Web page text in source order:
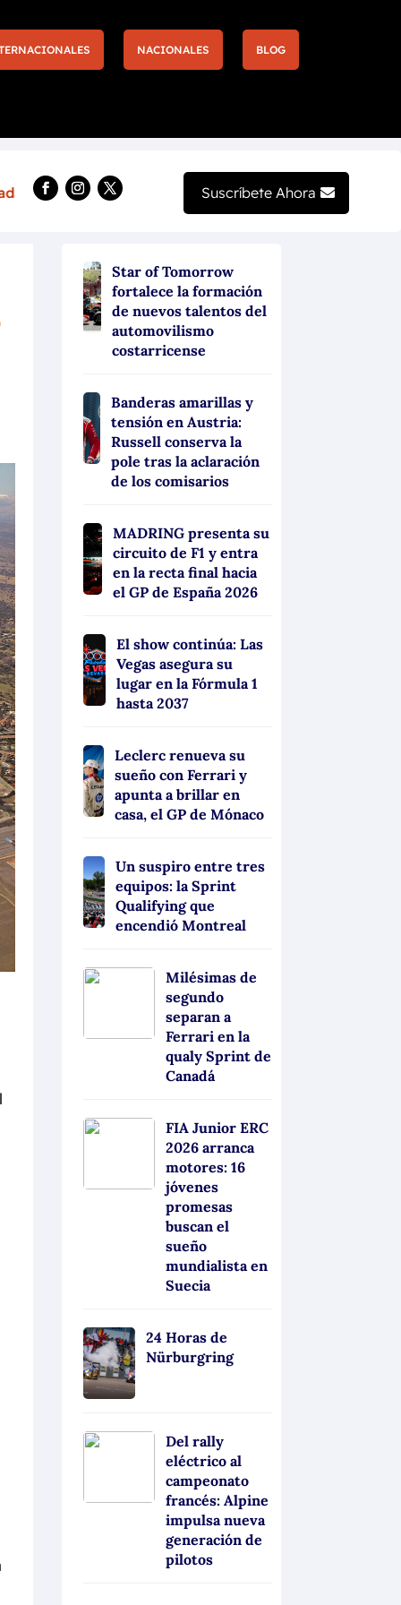
NACIONALES BLOG
Vegas 2026 La Fórmula 1 acelerará la
Suscríbete Ahora
Star of Tomorrow
fortalece la formación
de nuevos talentos del
automovilismo
costarricense
Banderas amarillas y
tensión en Austria:
Russell conserva la
pole tras la aclaración
de los comisarios
MADRING presenta su
circuito de F1 y entra
en la recta final hacia
el GP de España 2026
El show continúa: Las
Vegas asegura su
lugar en la Fórmula 1
hasta 2037
Leclerc renueva su
sueño con Ferrari y
apunta a brillar en
casa, el GP de Mónaco
Un suspiro entre tres
equipos: la Sprint
Qualifying que
encendió Montreal
Milésimas de
segundo
separan a
Ferrari en la
qualy Sprint de
Canadá
FIA Junior ERC
2026 arranca
motores: 16
jóvenes
promesas
buscan el
sueño
mundialista en
Suecia
24 Horas de
Nürburgring
Del rally
eléctrico al
campeonato
francés: Alpine
impulsa nueva
generación de
pilotos